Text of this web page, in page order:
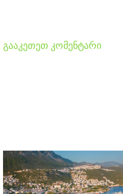
გააკეთეთ კომენტარი